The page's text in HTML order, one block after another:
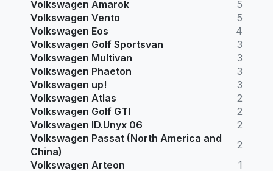
Volkswagen Amarok
5
Volkswagen Vento
5
Volkswagen Eos
4
Volkswagen Golf Sportsvan
3
Volkswagen Multivan
3
Volkswagen Phaeton
3
Volkswagen up!
3
Volkswagen Atlas
2
Volkswagen Golf GTI
2
Volkswagen ID.Unyx 06
2
Volkswagen Passat (North America and
China)
2
Volkswagen Arteon
1